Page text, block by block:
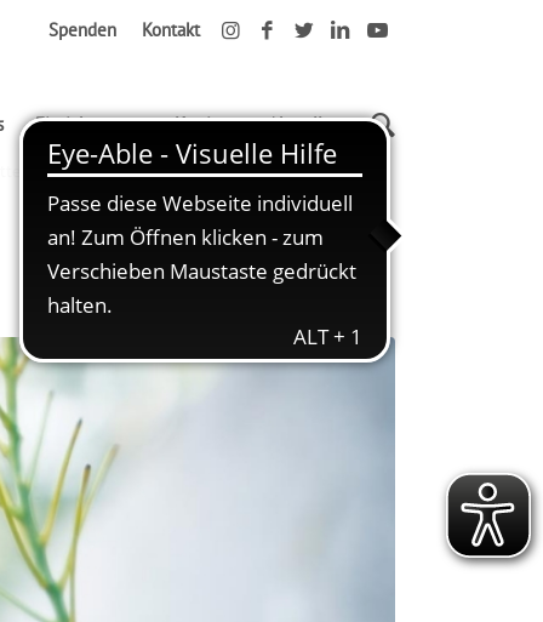
Spenden Kontakt
Einrichtungen Karriere Aktuelles
Projekts in der Kita Kranichgarten